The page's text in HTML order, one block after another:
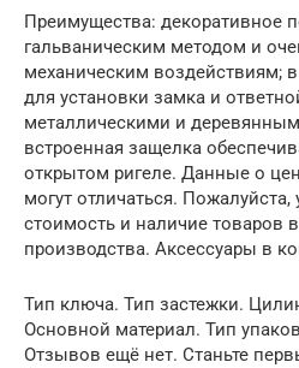
Преимущества: декоративное
гальваническим методом и
механическим воздействиям;
для установки замка и
металлическими и
встроенная защелка
открытом ригеле. Данные о
могут отличаться. Пожалуйста,
стоимость и наличие товаров
производства. Аксессуары в
Тип ключа. Тип застежки.
Основной материал. Тип
Отзывов ещё нет. Станьте